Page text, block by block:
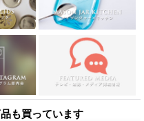
も買っています